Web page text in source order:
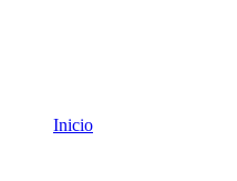
Inicio